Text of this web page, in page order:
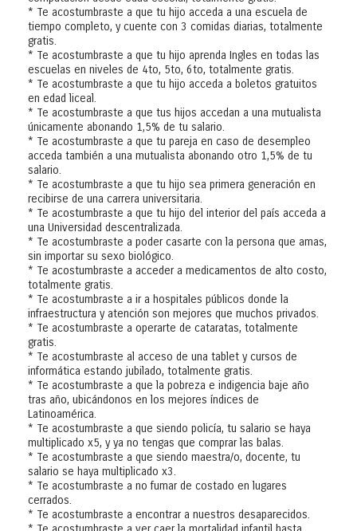
* Te acostumbraste a que tu hijo acceda a una escuela de
tiempo completo, y cuente con 3 comidas diarias, totalmente
gratis.
* Te acostumbraste a que tu hijo aprenda Ingles en todas las
escuelas en niveles de 4to, 5to, 6to, totalmente gratis.
* Te acostumbraste a que tu hijo acceda a boletos gratuitos
en edad liceal.
* Te acostumbraste a que tus hijos accedan a una mutualista
únicamente abonando 1,5% de tu salario.
* Te acostumbraste a que tu pareja en caso de desempleo
acceda también a una mutualista abonando otro 1,5% de tu
salario.
* Te acostumbraste a que tu hijo sea primera generación en
recibirse de una carrera universitaria.
* Te acostumbraste a que tu hijo del interior del país acceda a
una Universidad descentralizada.
* Te acostumbraste a poder casarte con la persona que amas,
sin importar su sexo biológico.
* Te acostumbraste a acceder a medicamentos de alto costo,
totalmente gratis.
* Te acostumbraste a ir a hospitales públicos donde la
infraestructura y atención son mejores que muchos privados.
* Te acostumbraste a operarte de cataratas, totalmente
gratis.
* Te acostumbraste al acceso de una tablet y cursos de
informática estando jubilado, totalmente gratis.
* Te acostumbraste a que la pobreza e indigencia baje año
tras año, ubicándonos en los mejores índices de
Latinoamérica.
* Te acostumbraste a que siendo policía, tu salario se haya
multiplicado x5, y ya no tengas que comprar las balas.
* Te acostumbraste a que siendo maestra/o, docente, tu
salario se haya multiplicado x3.
* Te acostumbraste a no fumar de costado en lugares
cerrados.
* Te acostumbraste a encontrar a nuestros desaparecidos.